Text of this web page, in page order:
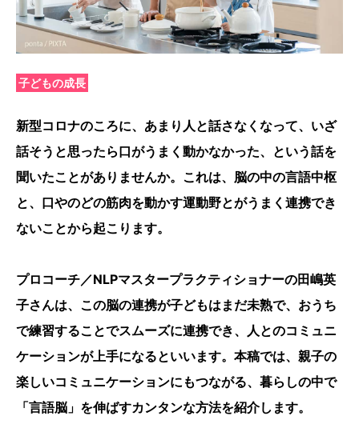
子どもの成長
新型コロナのころに、あまり人と話さなくなって、いざ
話そうと思ったら口がうまく動かなかった、という話を
聞いたことがありませんか。これは、脳の中の言語中枢
と、口やのどの筋肉を動かす運動野とがうまく連携でき
ないことから起こります。
プロコーチ／NLPマスタープラクティショナーの田嶋英
子さんは、この脳の連携が子どもはまだ未熟で、おうち
で練習することでスムーズに連携でき、人とのコミュニ
ケーションが上手になるといいます。本稿では、親子の
楽しいコミュニケーションにもつながる、暮らしの中で
「言語脳」を伸ばすカンタンな方法を紹介します。